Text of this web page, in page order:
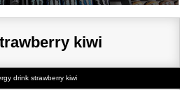
kiwi
drink strawberry kiwi